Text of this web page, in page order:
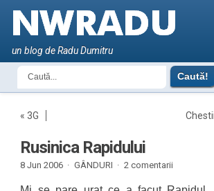
un blog de Radu Dumitru
«3G
Rusinica Rapidului
8 Jun 2006 · GÂNDURI · 2 comentarii